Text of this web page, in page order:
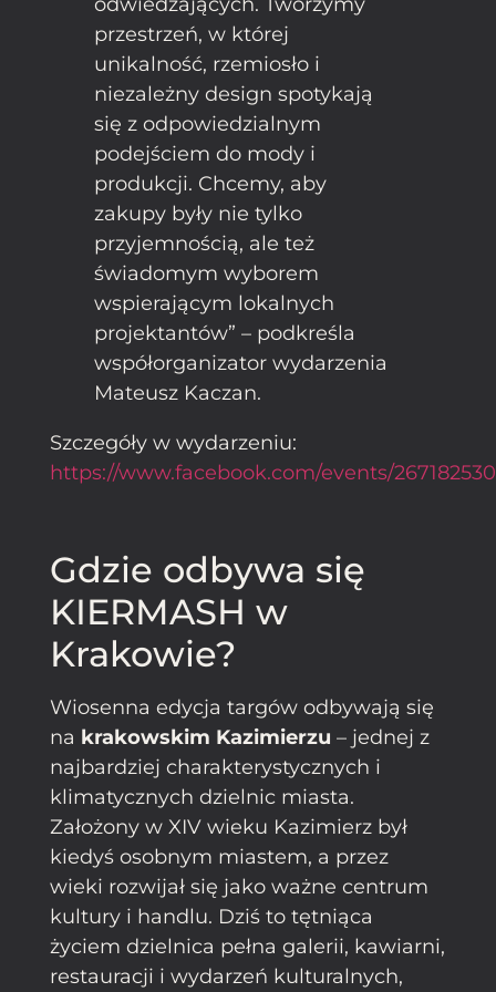
przestrzeń, w której
unikalność, rzemiosło i
niezależny design spotykają
się z odpowiedzialnym
podejściem do mody i
produkcji. Chcemy, aby
zakupy były nie tylko
przyjemnością, ale też
świadomym wyborem
wspierającym lokalnych
projektantów” – podkreśla
współorganizator wydarzenia
Mateusz Kaczan.
Szczegóły w wydarzeniu:
https://www.facebook.com/events/
Gdzie odbywa się
KIERMASH w
Krakowie?
Wiosenna edycja targów odbywają się
na krakowskim Kazimierzu – jednej z
najbardziej charakterystycznych i
klimatycznych dzielnic miasta.
Założony w XIV wieku Kazimierz był
kiedyś osobnym miastem, a przez
wieki rozwijał się jako ważne centrum
kultury i handlu. Dziś to tętniąca
życiem dzielnica pełna galerii, kawiarni,
restauracji i wydarzeń kulturalnych,